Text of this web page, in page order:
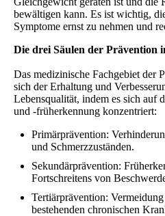
bewältigen kann. Es ist wichtig,
Symptome ernst zu nehmen und
Die drei Säulen der Prävention
Das medizinische Fachgebiet der
sich der Erhaltung und
Lebensqualität, indem es sich auf
und -früherkennung konzentriert:
Primärprävention:
und Schmerzzuständen.
Sekundärprävention:
Fortschreitens von
Tertiärprävention:
bestehenden chronischen